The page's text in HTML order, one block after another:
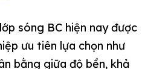
sóng BC hiện nay được
ưu tiên lựa chọn như
bằng giữa độ bền, khả